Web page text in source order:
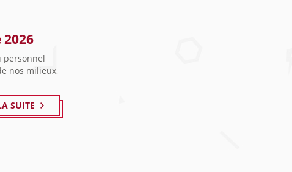
personnel
nos milieux,
SUITE